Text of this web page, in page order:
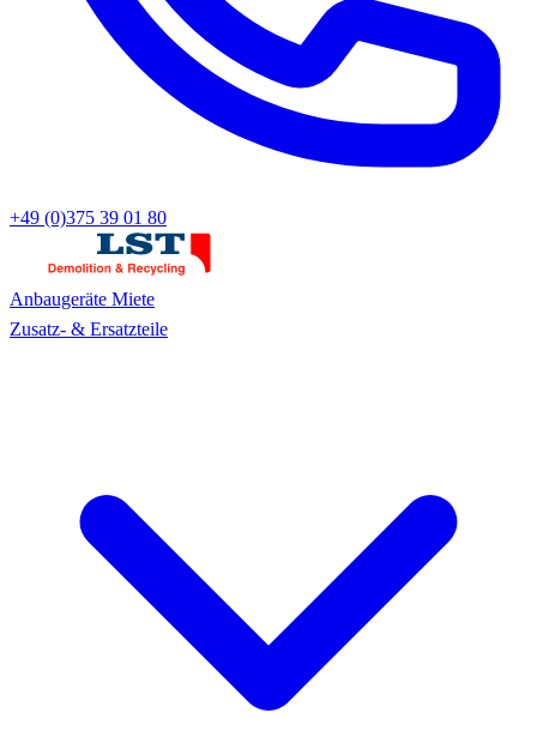
+49 (0)375 39 01 80
Anbaugeräte Miete
Zusatz- & Ersatzteile